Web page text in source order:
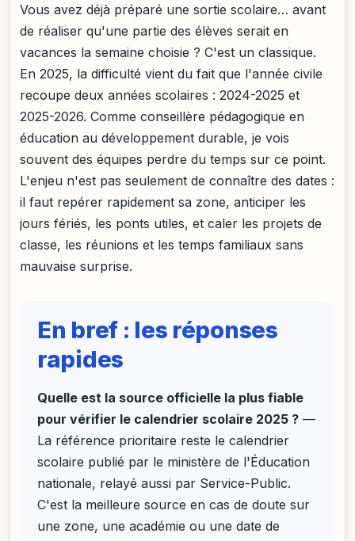
Vous avez déjà préparé une sortie scolaire… avant
de réaliser qu'une partie des élèves serait en
vacances la semaine choisie ? C'est un classique.
En 2025, la difficulté vient du fait que l'année civile
recoupe deux années scolaires : 2024-2025 et
2025-2026. Comme conseillère pédagogique en
éducation au développement durable, je vois
souvent des équipes perdre du temps sur ce point.
L'enjeu n'est pas seulement de connaître des dates :
il faut repérer rapidement sa zone, anticiper les
jours fériés, les ponts utiles, et caler les projets de
classe, les réunions et les temps familiaux sans
mauvaise surprise.
En bref : les réponses
rapides
Quelle est la source officielle la plus fiable
pour vérifier le calendrier scolaire 2025 ? —
La référence prioritaire reste le calendrier
scolaire publié par le ministère de l'Éducation
nationale, relayé aussi par Service-Public.
C'est la meilleure source en cas de doute sur
une zone, une académie ou une date de